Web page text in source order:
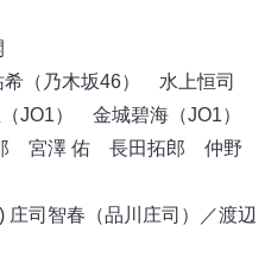
（乃木坂46） ⽔上恒司
JO1） ⾦城碧海（JO1）
宮澤 佑 長田拓郎 仲野
司智春（品川庄司）／渡辺